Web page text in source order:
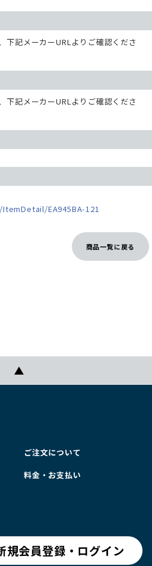
下記メーカーURLよりご確認くださ
下記メーカーURLよりご確認くださ
EA945BA-121
商品一覧に戻る
ご注文について
料金・お支払い
規会員登録・ログイン